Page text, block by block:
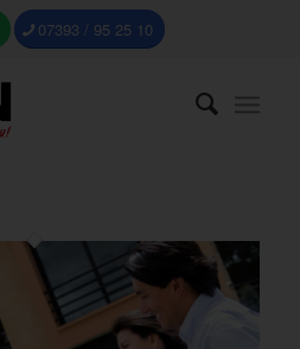
07393 / 95 25 10